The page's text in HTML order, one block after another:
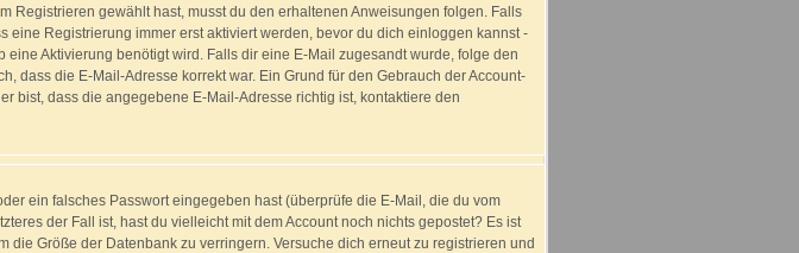
Registrieren gewählt hast, musst du den erhaltenen Anweisungen folgen. Falls
eine Registrierung immer erst aktiviert werden, bevor du dich einloggen kannst -
Aktivierung benötigt wird. Falls dir eine E-Mail zugesandt wurde, folge den
dass die E-Mail-Adresse korrekt war. Ein Grund für den Gebrauch der Account-
bist, dass die angegebene E-Mail-Adresse richtig ist, kontaktiere den
ein falsches Passwort eingegeben hast (überprüfe die E-Mail, die du vom
der Fall ist, hast du vielleicht mit dem Account noch nichts gepostet? Es ist
Größe der Datenbank zu verringern. Versuche dich erneut zu registrieren und